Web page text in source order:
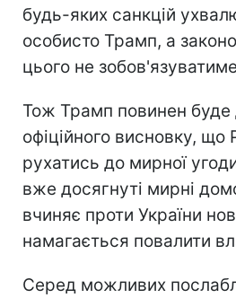
будь-яких санкцій
особисто Трамп, а
цього не
Тож Трамп повинен буде
офіційного висновку, що
рухатись до мирної
вже досягнуті мирні
вчиняє проти України
намагається повалити
Серед можливих